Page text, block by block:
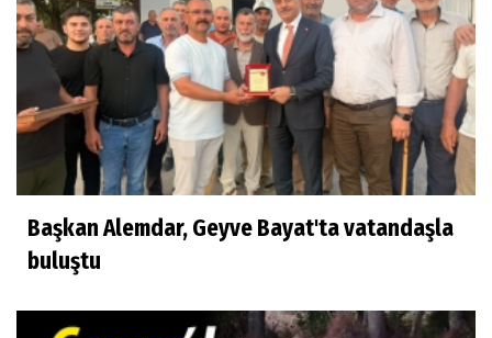
Başkan Alemdar, Geyve Bayat'ta vatandaşla
buluştu